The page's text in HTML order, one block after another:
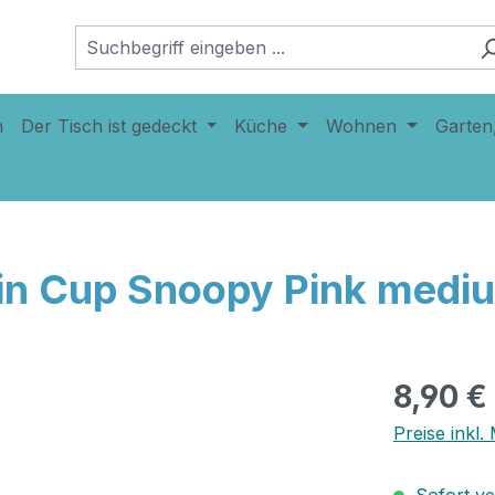
Der Tisch ist gedeckt Küche Wohnen
Cup Snoopy Pink
8,90 €
Preise inkl.